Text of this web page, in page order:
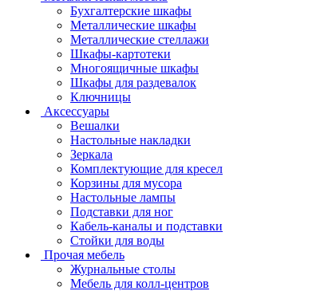
Бухгалтерские шкафы
Металлические шкафы
Металлические стеллажи
Шкафы-картотеки
Многоящичные шкафы
Шкафы для раздевалок
Ключницы
Аксессуары
Вешалки
Настольные накладки
Зеркала
Комплектующие для кресел
Корзины для мусора
Настольные лампы
Подставки для ног
Кабель-каналы и подставки
Стойки для воды
Прочая мебель
Журнальные столы
Мебель для колл-центров